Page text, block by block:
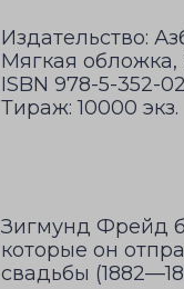
Издательство:
Мягкая обложка,
ISBN 978-5-352-
Тираж: 10000 экз.
Зигмунд Фрейд
которые он
свадьбы